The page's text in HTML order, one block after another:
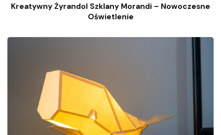
Kreatywny Żyrandol Szklany Morandi – Nowoczesne
Oświetlenie